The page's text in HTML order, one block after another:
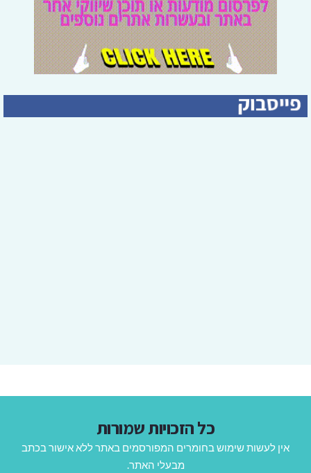
כל הזכויות שמורות
אין לעשות שימוש בחומרים המפורסמים באתר ללא אישור בכתב
מבעלי האתר.